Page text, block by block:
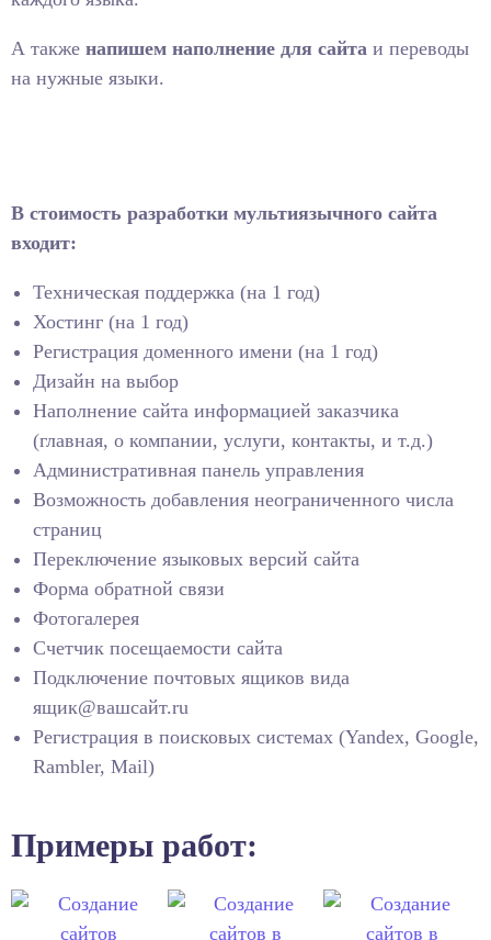
А также напишем наполнение для сайта и переводы
на нужные языки.
В стоимость разработки мультиязычного сайта
входит:
Техническая поддержка (на 1 год)
Хостинг (на 1 год)
Регистрация доменного имени (на 1 год)
Дизайн на выбор
Наполнение сайта информацией заказчика
(главная, о компании, услуги, контакты, и т.д.)
Административная панель управления
Возможность добавления неограниченного числа
страниц
Переключение языковых версий сайта
Форма обратной связи
Фотогалерея
Счетчик посещаемости сайта
Подключение почтовых ящиков вида
ящик@вашсайт.ru
Регистрация в поисковых системах (Yandex, Google,
Rambler, Mail)
Примеры работ: